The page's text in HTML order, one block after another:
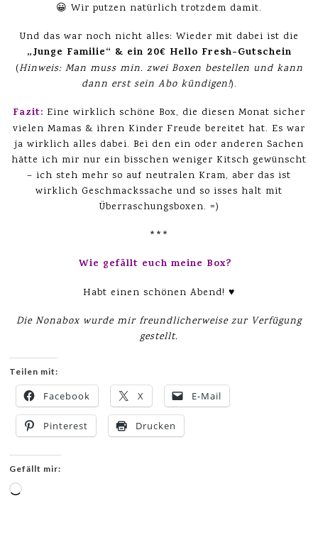
😀 Wir putzen natürlich trotzdem damit.
Und das war noch nicht alles: Wieder mit dabei ist die
„Junge Familie“ & ein 20€ Hello Fresh-Gutschein
(Hinweis: Man muss min. zwei Boxen bestellen und kann
dann erst sein Abo kündigen!).
Fazit: Eine wirklich schöne Box, die diesen Monat sicher
vielen Mamas & ihren Kinder Freude bereitet hat. Es war
ja wirklich alles dabei. Bei den ein oder anderen Sachen
hätte ich mir nur ein bisschen weniger Kitsch gewünscht
– ich steh mehr so auf neutralen Kram, aber das ist
wirklich Geschmackssache und so isses halt mit
Überraschungsboxen. =)
***
Wie gefällt euch meine Box?
Habt einen schönen Abend! ♥
Die Nonabox wurde mir freundlicherweise zur Verfügung
gestellt.
Teilen mit:
Facebook X E-Mail
Pinterest Drucken
Gefällt mir:
Wird